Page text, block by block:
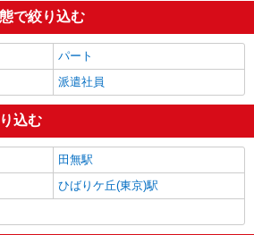
で絞り込む
パート
派遣社員
込む
田無駅
ひばりケ丘(東京)駅